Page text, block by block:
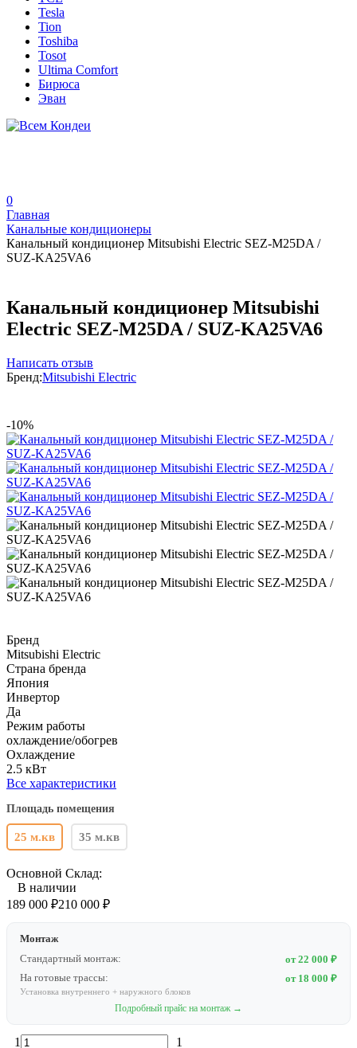
Tesla
Tion
Toshiba
Tosot
Ultima Comfort
Бирюса
Эван
0
Главная
Канальные кондиционеры
Канальный кондиционер Mitsubishi Electric SEZ-M25DA /
SUZ-KA25VA6
Канальный кондиционер Mitsubishi
Electric SEZ-M25DA / SUZ-KA25VA6
Написать отзыв
Бренд:Mitsubishi Electric
-10%
Бренд
Mitsubishi Electric
Страна бренда
Япония
Инвертор
Да
Режим работы
охлаждение/обогрев
Охлаждение
2.5 кВт
Все характеристики
Площадь помещения
25 м.кв 35 м.кв
Основной Склад:
В наличии
189 000 ₽210 000 ₽
Монтаж
Стандартный монтаж:
от 22 000 ₽
На готовые трассы:
от 18 000 ₽
Установка внутреннего + наружного блоков
Подробный прайс на монтаж →
1 1